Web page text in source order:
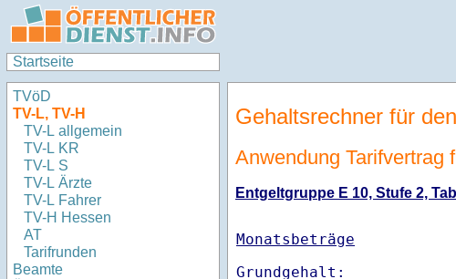
Startseite
TVöD
TV-L, TV-H
TV-L allgemein
TV-L KR
TV-L S
TV-L Ärzte
TV-L Fahrer
TV-H Hessen
AT
Tarifrunden
Beamte
Gehaltsrechner für
Anwendung Tarifvertrag
Entgeltgruppe E 10, Stufe 2,
Monatsbeträge